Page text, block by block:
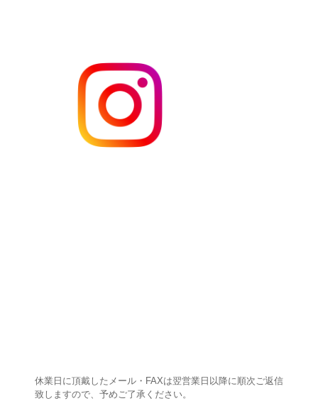
休業日に頂戴したメール・FAXは翌営業日以降に順次ご返信
致しますので、予めご了承ください。